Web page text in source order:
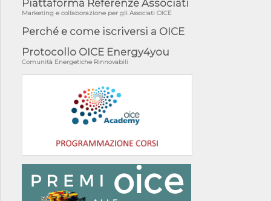
Piattaforma Referenze Associati
Marketing e collaborazione per gli Associati OICE
Perché e come iscriversi a OICE
Protocollo OICE Energy4you
Comunità Energetiche Rinnovabili